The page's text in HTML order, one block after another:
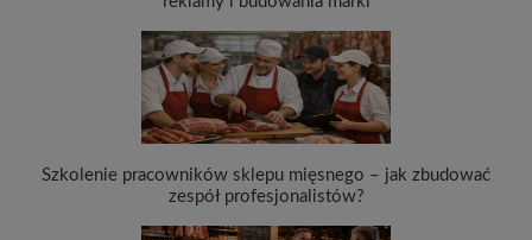
Szkolenie pracowników sklepu mięsnego – jak zbudować
zespół profesjonalistów?